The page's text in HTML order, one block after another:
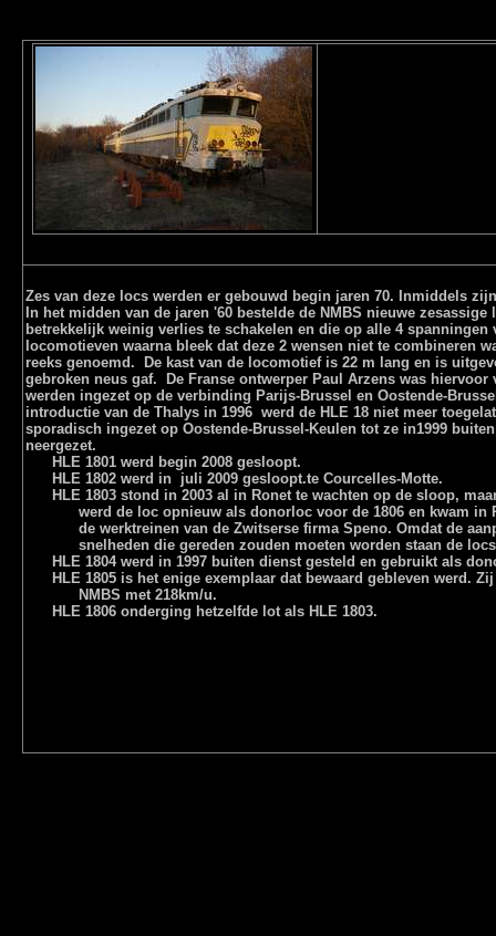
Zes van deze locs werden er gebouwd begin jaren 70. Inmiddels
In het midden van de jaren '60 bestelde de NMBS nieuwe
betrekkelijk weinig verlies te schakelen en die op alle 4 spanningen
locomotieven waarna bleek dat deze 2 wensen niet te combineren
reeks genoemd. De kast van de locomotief is 22 m lang en is
gebroken neus gaf. De Franse ontwerper Paul Arzens was
werden ingezet op de verbinding Parijs-Brussel en Oostende-
introductie van de Thalys in 1996 werd de HLE 18 niet meer
sporadisch ingezet op Oostende-Brussel-Keulen tot ze in1999
neergezet.
HLE 1801 werd begin 2008 gesloopt.
HLE 1802 werd in juli 2009 gesloopt.te Courcelles-Motte.
HLE 1803 stond in 2003 al in Ronet te wachten op de sloop,
werd de loc opnieuw als donorloc voor de 1806 en kwam
de werktreinen van de Zwitserse firma Speno. Omdat de
snelheden die gereden zouden moeten worden staan de
HLE 1804 werd in 1997 buiten dienst gesteld en gebruikt als
HLE 1805 is het enige exemplaar dat bewaard gebleven werd.
NMBS met 218km/u.
HLE 1806 onderging hetzelfde lot als HLE 1803.